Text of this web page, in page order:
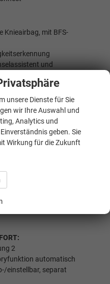
Knieairbag, mit BFS-
und
Bremsen auf Fahrzeuge,
PR
mit Abbiegeassistent
abblendend
mit Kopfairbag und
2
automatisch
einstellbar, separat
unsere Dienste für Sie
wir Ihre Auswahl und
Analytics und
geben. Sie
Wirkung für die Zukunft